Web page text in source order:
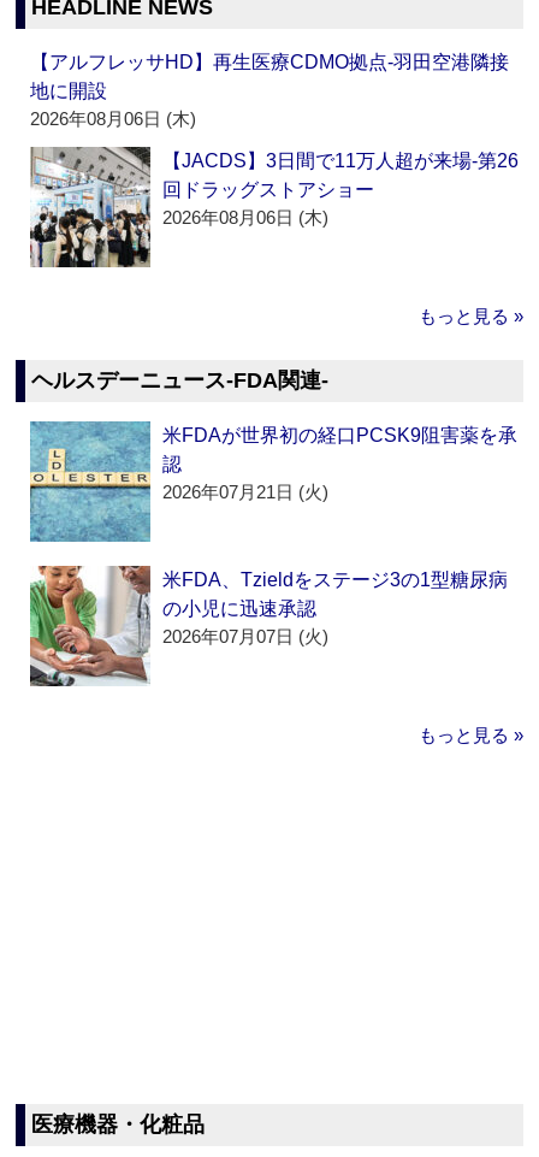
HEADLINE NEWS
【アルフレッサHD】再生医療CDMO拠点‐羽田空港隣接
地に開設
2026年08月06日 (木)
【JACDS】3日間で11万人超が来場‐第26
回ドラッグストアショー
2026年08月06日 (木)
もっと見る »
ヘルスデーニュース‐FDA関連‐
米FDAが世界初の経口PCSK9阻害薬を承
認
2026年07月21日 (火)
米FDA、Tzieldをステージ3の1型糖尿病
の小児に迅速承認
2026年07月07日 (火)
もっと見る »
医療機器・化粧品